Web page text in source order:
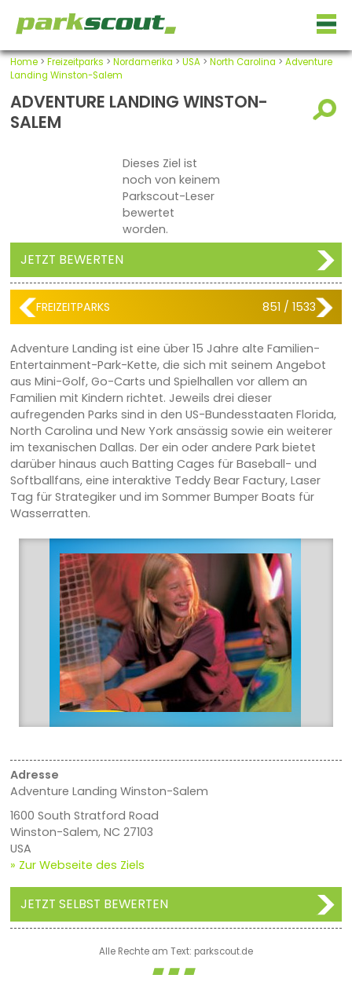
Home> Freizeitparks > Nordamerika > USA> North Carolina > Adventure
Landing Winston-Salem
ADVENTURE LANDING WINSTON-
SALEM
Dieses Ziel ist
noch von keinem
Parkscout-Leser
bewertet
worden.
JETZT BEWERTEN
FREIZEITPARKS 851 / 1533
Adventure Landing ist eine über 15 Jahre alte Familien-
Entertainment-Park-Kette, die sich mit seinem Angebot
aus Mini-Golf, Go-Carts und Spielhallen vor allem an
Familien mit Kindern richtet. Jeweils drei dieser
aufregenden Parks sind in den US-Bundesstaaten Florida,
North Carolina und New York ansässig sowie ein weiterer
im texanischen Dallas. Der ein oder andere Park bietet
darüber hinaus auch Batting Cages für Baseball- und
Softballfans, eine interaktive Teddy Bear Factury, Laser
Tag für Strategiker und im Sommer Bumper Boats für
Wasserratten.
Adresse
Adventure Landing Winston-Salem
1600 South Stratford Road
Winston-Salem, NC 27103
USA
» Zur Webseite des Ziels
JETZT SELBST BEWERTEN
Alle Rechte am Text: parkscout.de